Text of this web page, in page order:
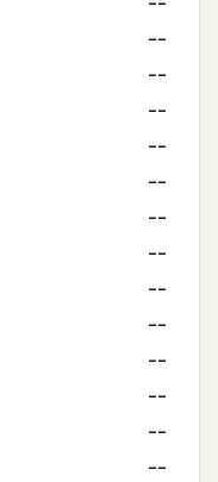
--
--
--
--
--
--
--
--
--
--
--
--
--